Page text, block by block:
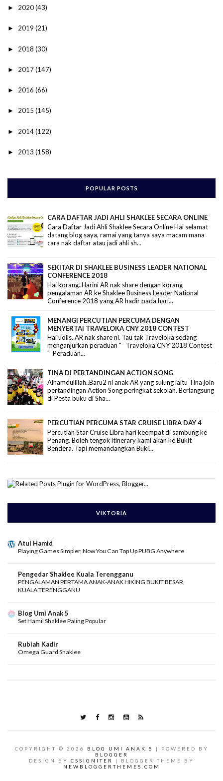
► 2020(43)
► 2019 (21)
► 2018 (30)
► 2017(147)
► 2016 (66)
► 2015 (145)
► 2014(122)
► 2013 (158)
POPULAR POSTS
CARA DAFTAR JADI AHLI SHAKLEE SECARA ONLINE
Cara Daftar Jadi Ahli Shaklee Secara Online Hai selamat
datang blog saya, ramai yang tanya saya macam mana
cara nak daftar atau jadi ahli sh...
SEKITAR DI SHAKLEE BUSINESS LEADER NATIONAL
CONFERENCE 2018
Hai korang..Harini AR nak share dengan korang
pengalaman AR ke Shaklee Business Leader National
Conference 2018 yang AR hadir pada hari...
MENANGI PERCUTIAN PERCUMA DENGAN
MENYERTAI TRAVELOKA CNY 2018 CONTEST
Hai uolls, AR nak share ni. Tau tak Traveloka sedang
menganjurkan peraduan " Traveloka CNY 2018 Contest
" Peraduan...
TINA DI PERTANDINGAN ACTION SONG
Alhamdulillah..Baru2 ni anak AR yang sulung iaitu Tina join
pertandingan Action Song peringkat sekolah. Berlangsung
di Pesta buku di Sha...
PERCUTIAN PERCUMA STAR CRUISE LIBRA DAY 4
Percutian Star Cruise Libra hari keempat di sambung ke
Penang. Boleh tengok itinerary kami akan ke Bukit
Bendera. Tapi memandangkan Buki...
VIKTORIA
Atul Hamid
Playing Games Simpler, Now You Can Top Up PUBG Anywhere
Pengedar Shaklee Kuala Terengganu
PENGALAMAN PERTAMA ANAK-ANAK HIKING BUKIT BESAR,
KUALA TERENGGANU
Blog Umi Anak 5
Set Hamil Shaklee Paling Popular
Rubiah Kadir
Omega Guard Shaklee
COPYRIGHT © 2026 BLOG UMI ANAK 5
| POWERED BY
BLOGGER
DESIGN BY CSSIGNITER
| BLOGGER THEME BY
NEWBLOGGERTHEMES.COM